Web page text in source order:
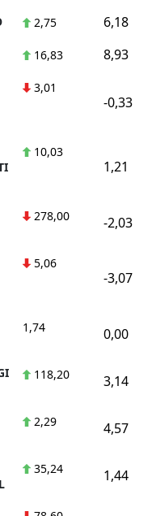
2,75 6,18
16,83 8,93
3,01
-0,33
10,03
1,21
278,00 -2,03
5,06
-3,07
1,74 0,00
118,20 3,14
2,29 4,57
35,24 1,44